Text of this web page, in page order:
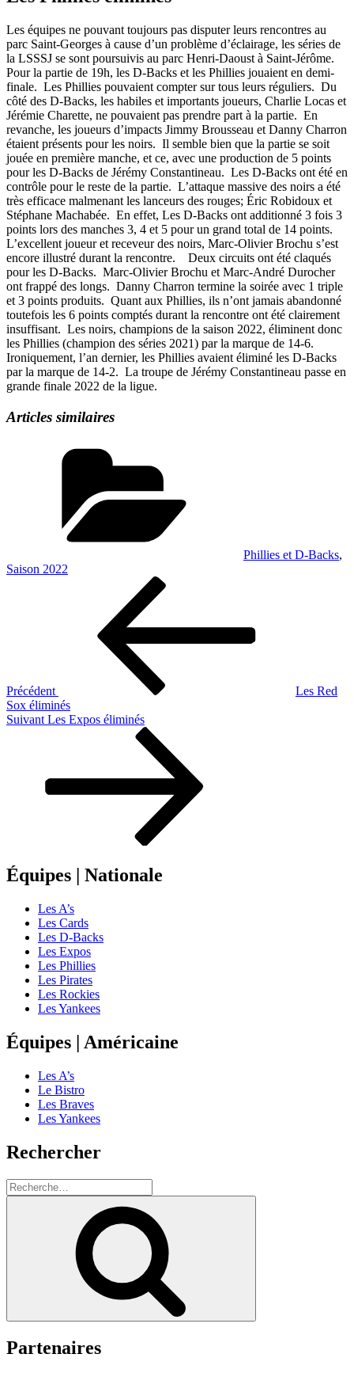
Les équipes ne pouvant toujours pas disputer leurs rencontres au
parc Saint-Georges à cause d’un problème d’éclairage, les séries de
la LSSSJ se sont poursuivis au parc Henri-Daoust à Saint-Jérôme.
Pour la partie de 19h, les D-Backs et les Phillies jouaient en demi-
finale. Les Phillies pouvaient compter sur tous leurs réguliers. Du
côté des D-Backs, les habiles et importants joueurs, Charlie Locas et
Jérémie Charette, ne pouvaient pas prendre part à la partie. En
revanche, les joueurs d’impacts Jimmy Brousseau et Danny Charron
étaient présents pour les noirs. Il semble bien que la partie se soit
jouée en première manche, et ce, avec une production de 5 points
pour les D-Backs de Jérémy Constantineau. Les D-Backs ont été en
contrôle pour le reste de la partie. L’attaque massive des noirs a été
très efficace malmenant les lanceurs des rouges; Éric Robidoux et
Stéphane Machabée. En effet, Les D-Backs ont additionné 3 fois 3
points lors des manches 3, 4 et 5 pour un grand total de 14 points.
L’excellent joueur et receveur des noirs, Marc-Olivier Brochu s’est
encore illustré durant la rencontre. Deux circuits ont été claqués
pour les D-Backs. Marc-Olivier Brochu et Marc-André Durocher
ont frappé des longs. Danny Charron termine la soirée avec 1 triple
et 3 points produits. Quant aux Phillies, ils n’ont jamais abandonné
toutefois les 6 points comptés durant la rencontre ont été clairement
insuffisant. Les noirs, champions de la saison 2022, éliminent donc
les Phillies (champion des séries 2021) par la marque de 14-6.
Ironiquement, l’an dernier, les Phillies avaient éliminé les D-Backs
par la marque de 14-2. La troupe de Jérémy Constantineau passe en
grande finale 2022 de la ligue.
Articles similaires
Phillies et D-Backs,
Saison 2022
Précédent
Les Red
Sox éliminés
Article
Suivant Les Expos éliminés
Équipes | Nationale
Les A’s
Les Cards
Les D-Backs
Les Expos
Les Phillies
Les Pirates
Les Rockies
Les Yankees
Équipes | Américaine
Les A’s
Le Bistro
Les Braves
Les Yankees
Rechercher
Recherche
pour
Partenaires